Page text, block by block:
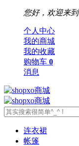
您好，欢迎来到
个人中心
我的商城
我的收藏
购物车 0
消息
连衣裙
帐篷